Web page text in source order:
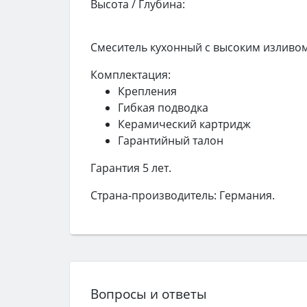
Высота / Глубина:
Смеситель кухонный с высоким
Комплектация:
Крепления
Гибкая подводка
Керамический картридж
Гарантийный талон
Гарантия 5 лет.
Страна-производитель: Германия.
Вопросы и ответы